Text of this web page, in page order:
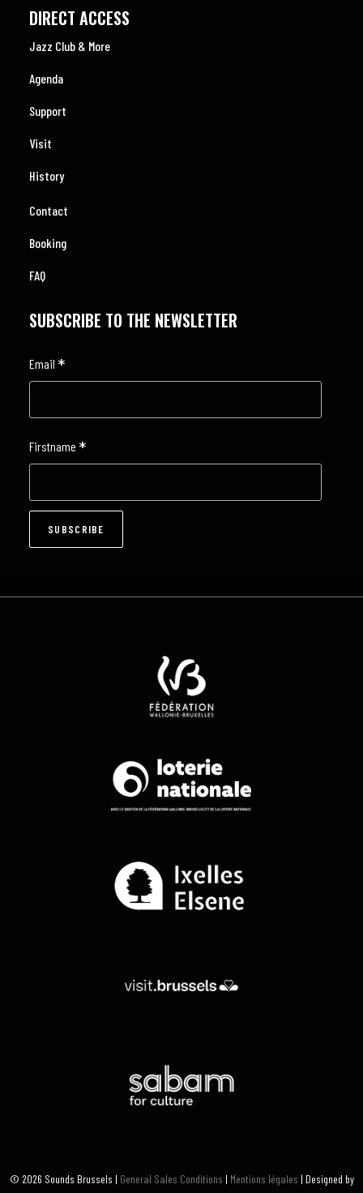
DIRECT ACCESS
Jazz Club & More
Agenda
Support
Visit
History
Contact
Booking
FAQ
SUBSCRIBE TO THE NEWSLETTER
Email *
Firstname *
© 2026 Sounds Brussels | General Sales Conditions | Mentions légales | Designed by